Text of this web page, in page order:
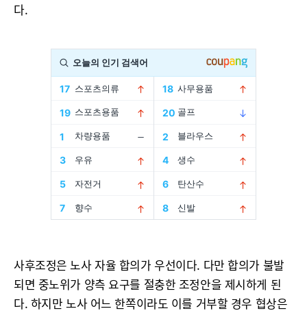
다.
사후조정은 노사 자율 합의가 우선이다. 다만 합의가 불발
되면 중노위가 양측 요구를 절충한 조정안을 제시하게 된
다. 하지만 노사 어느 한쪽이라도 이를 거부할 경우 협상은